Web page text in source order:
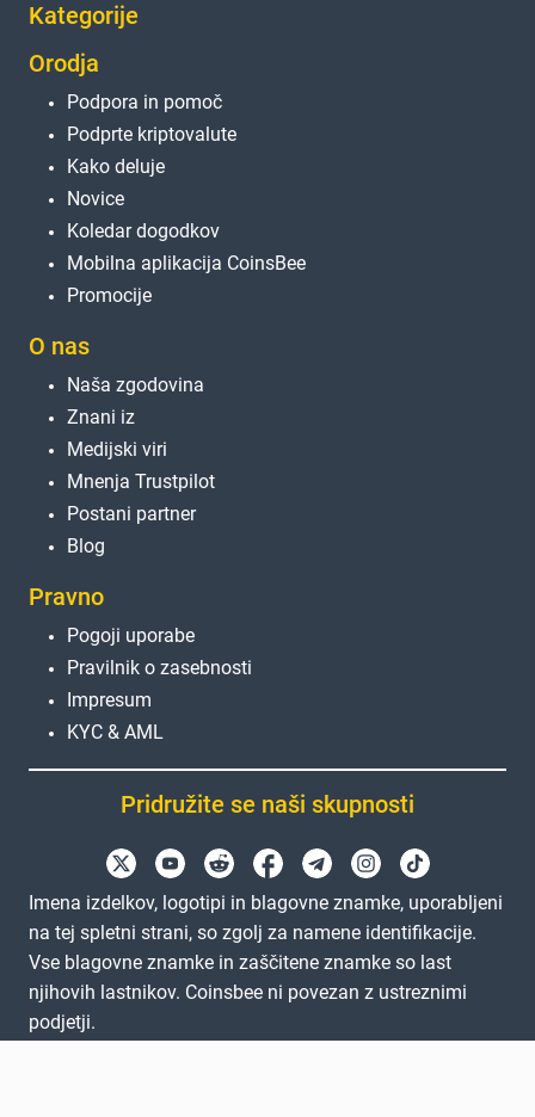
Kategorije
Orodja
Podpora in pomoč
Podprte kriptovalute
Kako deluje
Novice
Koledar dogodkov
Mobilna aplikacija CoinsBee
Promocije
O nas
Naša zgodovina
Znani iz
Medijski viri
Mnenja Trustpilot
Postani partner
Blog
Pravno
Pogoji uporabe
Pravilnik o zasebnosti
Impresum
KYC & AML
Pridružite se naši skupnosti
Imena izdelkov, logotipi in blagovne znamke, uporabljeni
na tej spletni strani, so zgolj za namene identifikacije.
Vse blagovne znamke in zaščitene znamke so last
njihovih lastnikov. Coinsbee ni povezan z ustreznimi
podjetji.